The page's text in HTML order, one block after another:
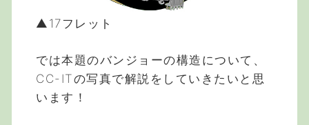
▲17フレット
では本題のバンジョーの構造について、
CC-ITの写真で解説をしていきたいと思
います！